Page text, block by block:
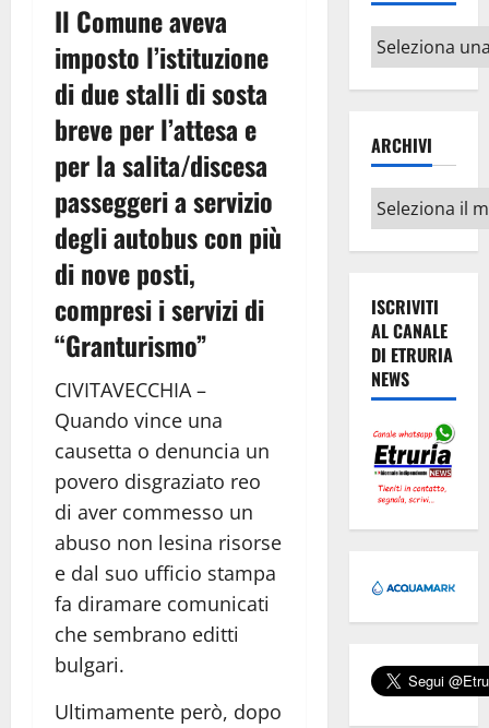
Il Comune aveva
imposto l’istituzione
di due stalli di sosta
breve per l’attesa e
per la salita/discesa
passeggeri a servizio
degli autobus con più
di nove posti,
compresi i servizi di
“Granturismo”
CIVITAVECCHIA –
Quando vince una
causetta o denuncia un
povero disgraziato reo
di aver commesso un
abuso non lesina risorse
e dal suo ufficio stampa
fa diramare comunicati
che sembrano editti
bulgari.
Ultimamente però, dopo
Altri
argomenti
ARCHIVI
Archivi
ISCRIVITI
AL CANALE
DI ETRURIA
NEWS